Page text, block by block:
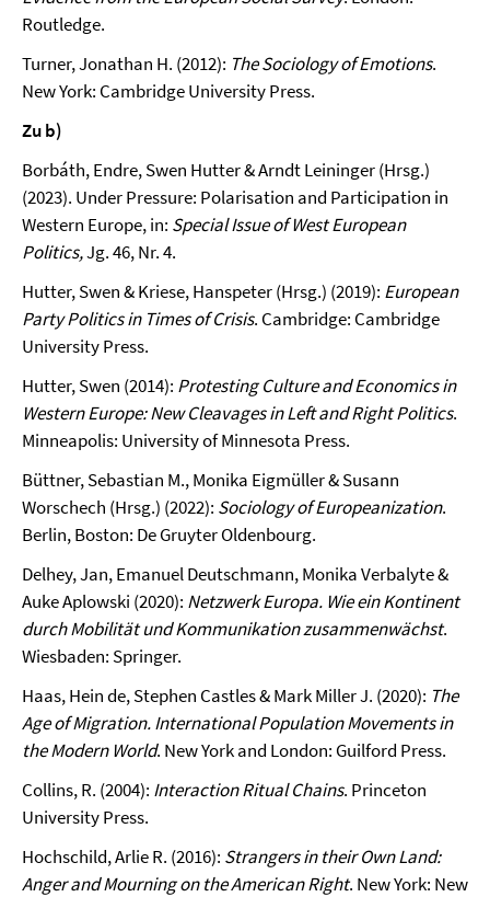
Routledge.
Turner, Jonathan H. (2012): The Sociology of Emotions.
New York: Cambridge University Press.
Zu b)
Borbáth, Endre, Swen Hutter & Arndt Leininger (Hrsg.)
(2023). Under Pressure: Polarisation and Participation in
Western Europe, in: Special Issue of West European
Politics,Jg. 46, Nr. 4.
Hutter, Swen & Kriese, Hanspeter (Hrsg.) (2019): European
Party Politics in Times of Crisis. Cambridge: Cambridge
University Press.
Hutter, Swen (2014): Protesting Culture and Economics in
Western Europe: New Cleavages in Left and Right Politics.
Minneapolis: University of Minnesota Press.
Büttner, Sebastian M., Monika Eigmüller & Susann
Worschech (Hrsg.) (2022): Sociology of Europeanization.
Berlin, Boston: De Gruyter Oldenbourg.
Delhey, Jan, Emanuel Deutschmann, Monika Verbalyte &
Auke Aplowski (2020): Netzwerk Europa. Wie ein Kontinent
durch Mobilität und Kommunikation zusammenwächst.
Wiesbaden: Springer.
Haas, Hein de, Stephen Castles & Mark Miller J. (2020): The
Age of Migration. International Population Movements in
the Modern World. New York and London: Guilford Press.
Collins, R. (2004): Interaction Ritual Chains. Princeton
University Press.
Hochschild, Arlie R. (2016): Strangers in their Own Land:
Anger and Mourning on the American Right. New York: New